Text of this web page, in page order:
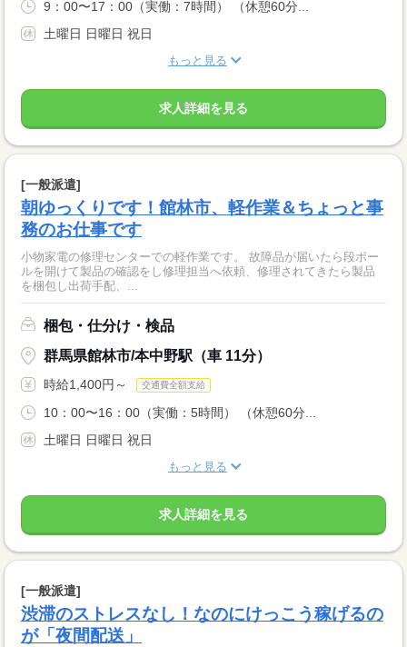
9：00〜17：00（実働：7時間） （休憩60分...
土曜日 日曜日 祝日
もっと見る
求人詳細を見る
[一般派遣]
朝ゆっくりです！館林市、軽作業＆ちょっと事
務のお仕事です
小物家電の修理センターでの軽作業です。 故障品が届いたら段ボー
ルを開けて製品の確認をし修理担当へ依頼、修理されてきたら製品
を梱包し出荷手配、...
梱包・仕分け・検品
群馬県館林市/本中野駅（車 11分）
時給1,400円～ 交通費全額支給
10：00〜16：00（実働：5時間） （休憩60分...
土曜日 日曜日 祝日
もっと見る
求人詳細を見る
[一般派遣]
渋滞のストレスなし！なのにけっこう稼げるの
が「夜間配送」